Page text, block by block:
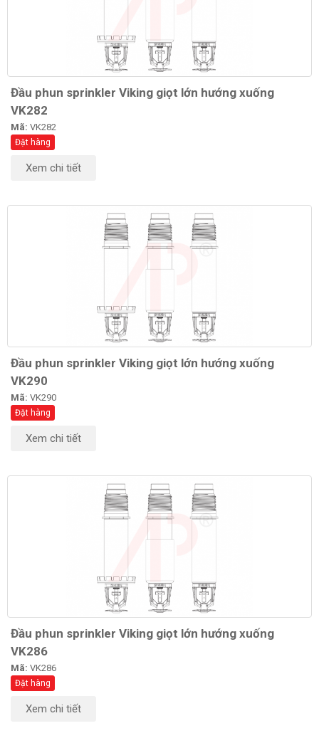
Đầu phun sprinkler Viking giọt lớn hướng xuống
VK282
Mã: VK282
Đặt hàng
Xem chi tiết
Đầu phun sprinkler Viking giọt lớn hướng xuống
VK290
Mã: VK290
Đặt hàng
Xem chi tiết
Đầu phun sprinkler Viking giọt lớn hướng xuống
VK286
Mã: VK286
Đặt hàng
Xem chi tiết